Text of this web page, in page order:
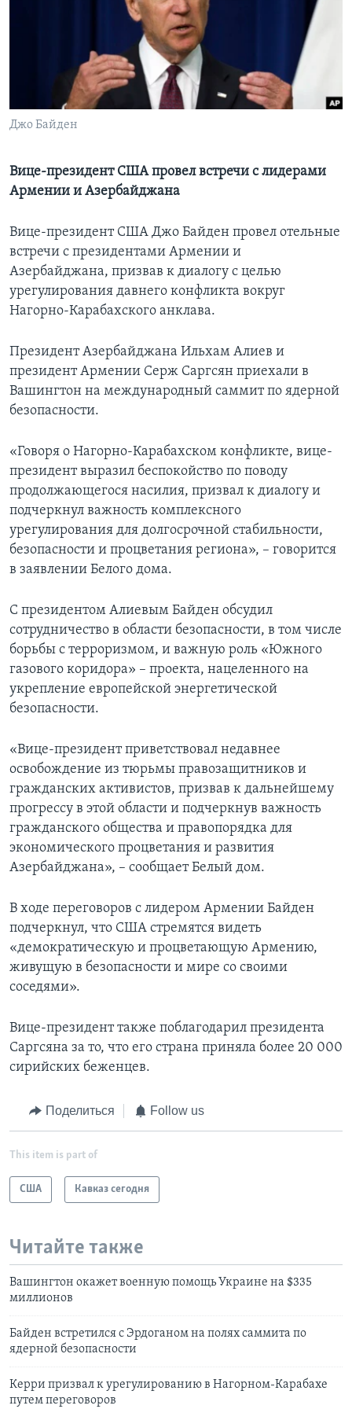
СОЦИАЛЬНЫЕ СЕТИ
Джо Байден
Вице-президент США провел встречи с лидерами
Армении и Азербайджана
Вице-президент США Джо Байден провел отельные
встречи с президентами Армении и
Азербайджана, призвав к диалогу с целью
урегулирования давнего конфликта вокруг
Нагорно-Карабахского анклава.
Президент Азербайджана Ильхам Алиев и
президент Армении Серж Саргсян приехали в
Вашингтон на международный саммит по ядерной
безопасности.
«Говоря о Нагорно-Карабахском конфликте, вице-
президент выразил беспокойство по поводу
продолжающегося насилия, призвал к диалогу и
подчеркнул важность комплексного
урегулирования для долгосрочной стабильности,
безопасности и процветания региона», – говорится
в заявлении Белого дома.
С президентом Алиевым Байден обсудил
сотрудничество в области безопасности, в том числе
борьбы с терроризмом, и важную роль «Южного
газового коридора» – проекта, нацеленного на
укрепление европейской энергетической
безопасности.
«Вице-президент приветствовал недавнее
освобождение из тюрьмы правозащитников и
гражданских активистов, призвав к дальнейшему
прогрессу в этой области и подчеркнув важность
гражданского общества и правопорядка для
экономического процветания и развития
Азербайджана», – сообщает Белый дом.
В ходе переговоров с лидером Армении Байден
подчеркнул, что США стремятся видеть
«демократическую и процветающую Армению,
живущую в безопасности и мире со своими
соседями».
Вице-президент также поблагодарил президента
Саргсяна за то, что его страна приняла более 20 000
сирийских беженцев.
Поделиться Follow us
This item is part of
США Кавказ сегодня
Читайте также
Вашингтон окажет военную помощь Украине на $335
миллионов
Байден встретился с Эрдоганом на полях саммита по
ядерной безопасности
Керри призвал к урегулированию в Нагорном-Карабахе
путем переговоров